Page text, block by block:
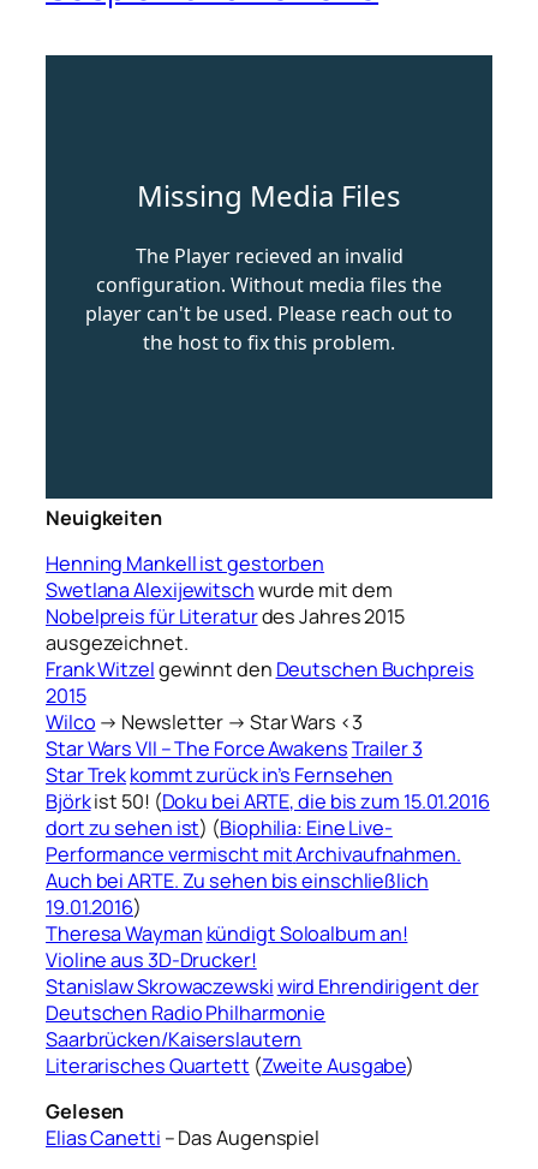
Neuigkeiten
Henning Mankell ist gestorben
Swetlana Alexijewitschwurde mit dem
Nobelpreis für Literaturdes Jahres 2015
ausgezeichnet.
Frank Witzelgewinnt den Deutschen Buchpreis
2015
Wilco → Newsletter → Star Wars <3
Star Wars VII – The Force AwakensTrailer 3
Star Trekkommt zurück in’s Fernsehen
Björkist 50! (Doku bei ARTE, die bis zum 15.01.2016
dort zu sehen ist) (Biophilia: Eine Live-
Performance vermischt mitArchivaufnahmen.
Auch bei ARTE. Zu sehen bis einschließlich
19.01.2016)
Theresa Wayman kündigt Soloalbum an!
Violine aus 3D-Drucker!
Stanislaw Skrowaczewskiwird Ehrendirigent der
Deutschen Radio Philharmonie
Saarbrücken/Kaiserslautern
Literarisches Quartett (Zweite Ausgabe)
Gelesen
Elias Canetti – Das Augenspiel